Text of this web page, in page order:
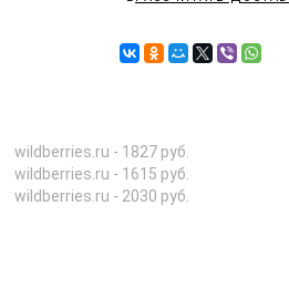
wildberries.ru - 1827 руб.
wildberries.ru - 1615 руб.
wildberries.ru - 2030 руб.